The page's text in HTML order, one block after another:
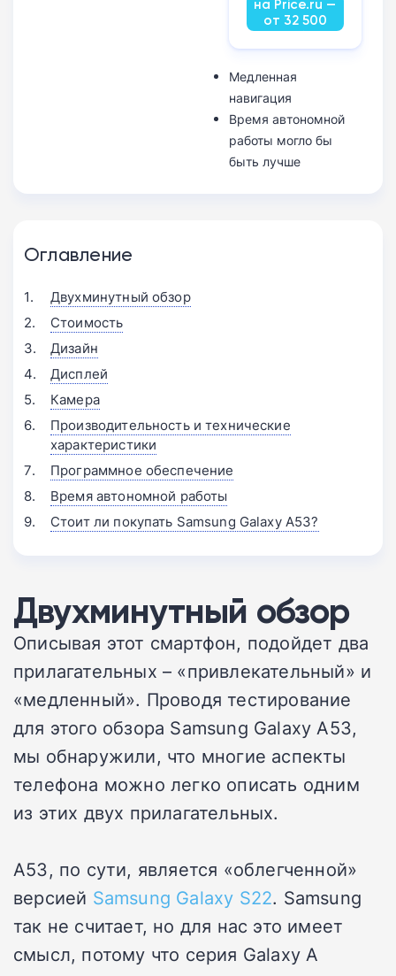
на Price.ru —
от 32 500
руб.
Медленная
навигация
Время автономной
работы могло бы
быть лучше
Оглавление
Двухминутный обзор
Стоимость
Дизайн
Дисплей
Камера
Производительность и технические
характеристики
Программное обеспечение
Время автономной работы
Стоит ли покупать Samsung Galaxy A53?
Двухминутный обзор
Описывая этот смартфон, подойдет два
прилагательных – «привлекательный» и
«медленный». Проводя тестирование
для этого обзора Samsung Galaxy A53,
мы обнаружили, что многие аспекты
телефона можно легко описать одним
из этих двух прилагательных.
A53, по сути, является «облегченной»
версией Samsung Galaxy S22. Samsung
так не считает, но для нас это имеет
смысл, потому что серия Galaxy A